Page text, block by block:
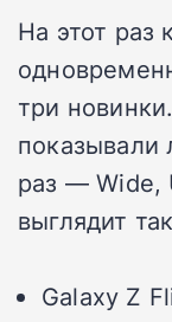
На этот раз
три
показывали
раз — Wide,
выглядит
Galaxy Z